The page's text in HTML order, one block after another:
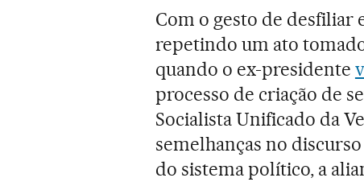
Com o gesto de desfiliar
repetindo um ato
quando o ex-presidente
processo de criação de
Socialista Unificado da
semelhanças no
do sistema político, a